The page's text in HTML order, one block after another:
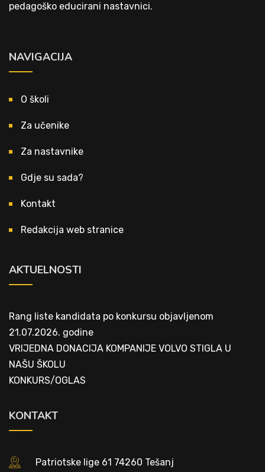
pedagoško educirani nastavnici.
NAVIGACIJA
O školi
Za učenike
Za nastavnike
Gdje su sada?
Kontakt
Redakcija web stranice
AKTUELNOSTI
Rang liste kandidata po konkursu objavljenom
21.07.2026. godine
VRIJEDNA DONACIJA KOMPANIJE VOLVO STIGLA U
NAŠU ŠKOLU
KONKURS/OGLAS
KONTAKT
Patriotske lige 61 74260 Tešanj